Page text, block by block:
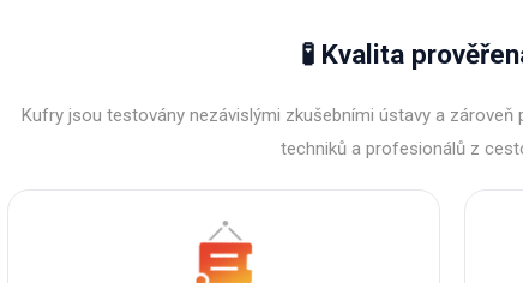
🧪 Kvalita
Kufry jsou testovány nezávislými zkušebními ústavy a
techniků a profesionálů z